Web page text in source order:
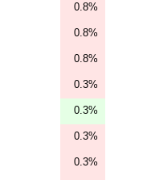
0.8%
0.8%
0.8%
0.3%
0.3%
0.3%
0.3%